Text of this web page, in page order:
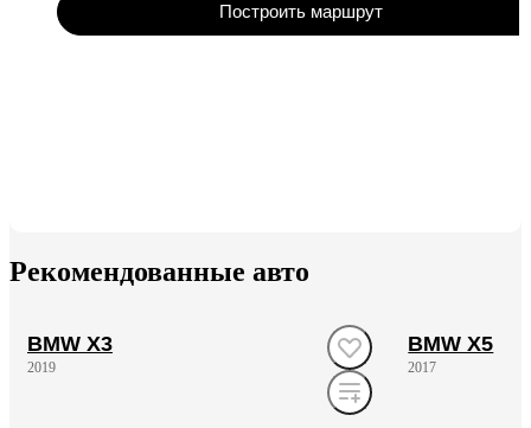
Построить маршрут
Рекомендованные авто
BMW X3
2019
BMW X5
2017